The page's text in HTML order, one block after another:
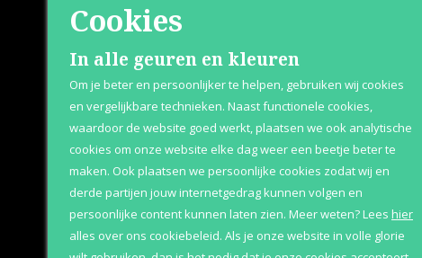
Shop
Herenparfum
Damesparfum
Merken
Geschenksets
Aanbiedingen
Retourneren
Bezorging &
Over Parfum
Betaalopties
Cookies
In alle geuren en kleuren
Om je beter en persoonlijker te helpen, gebruiken wij cookies
en vergelijkbare technieken. Naast functionele cookies,
waardoor de website goed werkt, plaatsen we ook analytische
cookies om onze website elke dag weer een beetje beter te
maken. Ook plaatsen we persoonlijke cookies zodat wij en
derde partijen jouw internetgedrag kunnen volgen en
persoonlijke content kunnen laten zien. Meer weten?Lees hier
alles over ons cookiebeleid. Als je onze website in volle glorie